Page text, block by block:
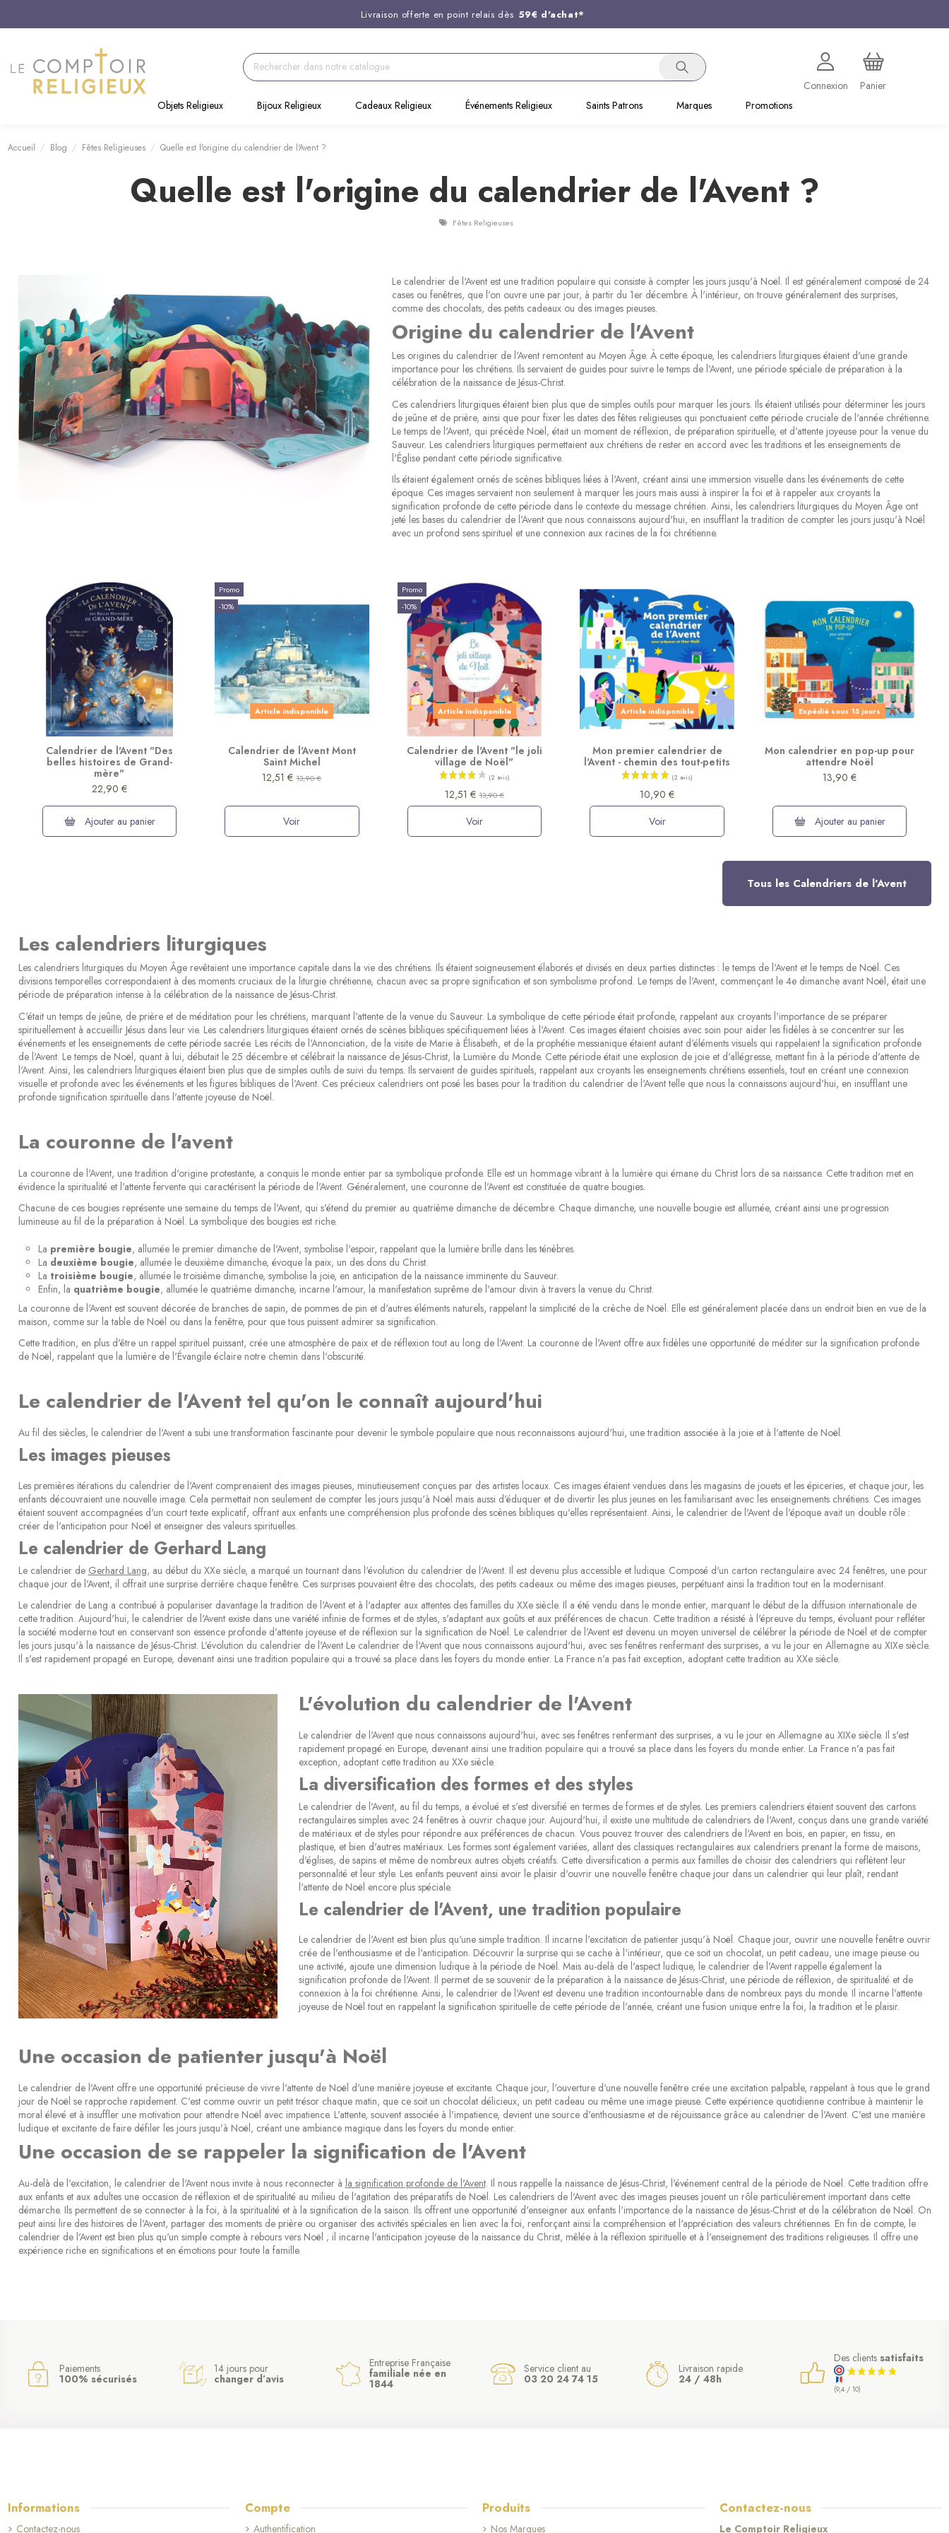
Livraison offerte en point relais dès 59€ d'achat*
Support client disponible au
Commandez avant 14H, expédition le jour même !
Connexion
Panier
Objets Religieux
Bijoux Religieux Cadeaux Religieux Événements Religieux Saints Patrons Marques Promotions
Accueil Blog Fêtes Religieuses Quelle est l'origine du calendrier de l'Avent ?
Quelle est l'origine du calendrier de l'Avent ?
Fêtes Religieuses
Le calendrier de l'Avent est une tradition populaire qui consiste à compter les jours jusqu'à Noël. Il est généralement composé de 24
cases ou fenêtres, que l'on ouvre une par jour, à partir du 1er décembre. À l'intérieur, on trouve généralement des surprises,
comme des chocolats, des petits cadeaux ou des images pieuses.
Origine du calendrier de l'Avent
Les origines du calendrier de l'Avent remontent au Moyen Âge. À cette époque, les calendriers liturgiques étaient d'une grande
importance pour les chrétiens. Ils servaient de guides pour suivre le temps de l'Avent, une période spéciale de préparation à la
célébration de la naissance de Jésus-Christ.
Ces calendriers liturgiques étaient bien plus que de simples outils pour marquer les jours. Ils étaient utilisés pour déterminer les jours
de jeûne et de prière, ainsi que pour fixer les dates des fêtes religieuses qui ponctuaient cette période cruciale de l'année chrétienne.
Le temps de l'Avent, qui précède Noël, était un moment de réflexion, de préparation spirituelle, et d'attente joyeuse pour la venue du
Sauveur. Les calendriers liturgiques permettaient aux chrétiens de rester en accord avec les traditions et les enseignements de
l'Église pendant cette période significative.
Ils étaient également ornés de scènes bibliques liées à l'Avent, créant ainsi une immersion visuelle dans les événements de cette
époque. Ces images servaient non seulement à marquer les jours mais aussi à inspirer la foi et à rappeler aux croyants la
signification profonde de cette période dans le contexte du message chrétien. Ainsi, les calendriers liturgiques du Moyen Âge ont
jeté les bases du calendrier de l'Avent que nous connaissons aujourd'hui, en insufflant la tradition de compter les jours jusqu'à Noël
avec un profond sens spirituel et une connexion aux racines de la foi chrétienne.
Calendrier de l'Avent "Des
belles histoires de Grand-
mère"
22,90 €
Ajouter au panier
Promo
-10%
Article indisponible
Calendrier de l'Avent Mont
Saint Michel
12,51 €13,90 €
Voir
Promo
-10%
Article indisponible
Calendrier de l'Avent "le joli
village de Noël"
12,51 € 13,90 €
Voir
Article indisponible
Mon premier calendrier de
l'Avent - chemin des tout-petits
10,90 €
Voir
Expédié sous 15 jours
Mon calendrier en pop-up pour
attendre Noël
13,90 €
Ajouter au panier
Tous les Calendriers de l'Avent
Les calendriers liturgiques
Les calendriers liturgiques du Moyen Âge revêtaient une importance capitale dans la vie des chrétiens. Ils étaient soigneusement élaborés et divisés en deux parties distinctes : le temps de l'Avent et le temps de Noël. Ces
divisions temporelles correspondaient à des moments cruciaux de la liturgie chrétienne, chacun avec sa propre signification et son symbolisme profond. Le temps de l'Avent, commençant le 4e dimanche avant Noël, était une
période de préparation intense à la célébration de la naissance de Jésus-Christ.
C'était un temps de jeûne, de prière et de méditation pour les chrétiens, marquant l'attente de la venue du Sauveur. La symbolique de cette période était profonde, rappelant aux croyants l'importance de se préparer
spirituellement à accueillir Jésus dans leur vie. Les calendriers liturgiques étaient ornés de scènes bibliques spécifiquement liées à l'Avent. Ces images étaient choisies avec soin pour aider les fidèles à se concentrer sur les
événements et les enseignements de cette période sacrée. Les récits de l'Annonciation, de la visite de Marie à Élisabeth, et de la prophétie messianique étaient autant d'éléments visuels qui rappelaient la signification profonde
de l'Avent. Le temps de Noël, quant à lui, débutait le 25 décembre et célébrait la naissance de Jésus-Christ, la Lumière du Monde. Cette période était une explosion de joie et d'allégresse, mettant fin à la période d'attente de
l'Avent. Ainsi, les calendriers liturgiques étaient bien plus que de simples outils de suivi du temps. Ils servaient de guides spirituels, rappelant aux croyants les enseignements chrétiens essentiels, tout en créant une connexion
visuelle et profonde avec les événements et les figures bibliques de l'Avent. Ces précieux calendriers ont posé les bases pour la tradition du calendrier de l'Avent telle que nous la connaissons aujourd'hui, en insufflant une
profonde signification spirituelle dans l'attente joyeuse de Noël.
La couronne de l'avent
La couronne de l'Avent, une tradition d'origine protestante, a conquis le monde entier par sa symbolique profonde. Elle est un hommage vibrant à la lumière qui émane du Christ lors de sa naissance. Cette tradition met en
évidence la spiritualité et l'attente fervente qui caractérisent la période de l'Avent. Généralement, une couronne de l'Avent est constituée de quatre bougies.
Chacune de ces bougies représente une semaine du temps de l'Avent, qui s'étend du premier au quatrième dimanche de décembre. Chaque dimanche, une nouvelle bougie est allumée, créant ainsi une progression
lumineuse au fil de la préparation à Noël. La symbolique des bougies est riche.
La première bougie, allumée le premier dimanche de l'Avent, symbolise l'espoir, rappelant que la lumière brille dans les ténèbres.
La deuxième bougie, allumée le deuxième dimanche, évoque la paix, un des dons du Christ.
La troisième bougie, allumée le troisième dimanche, symbolise la joie, en anticipation de la naissance imminente du Sauveur.
Enfin, la quatrième bougie, allumée le quatrième dimanche, incarne l'amour, la manifestation suprême de l'amour divin à travers la venue du Christ.
La couronne de l'Avent est souvent décorée de branches de sapin, de pommes de pin et d'autres éléments naturels, rappelant la simplicité de la crèche de Noël. Elle est généralement placée dans un endroit bien en vue de la
maison, comme sur la table de Noël ou dans la fenêtre, pour que tous puissent admirer sa signification.
Cette tradition, en plus d'être un rappel spirituel puissant, crée une atmosphère de paix et de réflexion tout au long de l'Avent. La couronne de l'Avent offre aux fidèles une opportunité de méditer sur la signification profonde
de Noël, rappelant que la lumière de l'Évangile éclaire notre chemin dans l'obscurité.
Le calendrier de l'Avent tel qu'on le connaît aujourd'hui
Au fil des siècles, le calendrier de l'Avent a subi une transformation fascinante pour devenir le symbole populaire que nous reconnaissons aujourd'hui, une tradition associée à la joie et à l'attente de Noël.
Les images pieuses
Les premières itérations du calendrier de l'Avent comprenaient des images pieuses, minutieusement conçues par des artistes locaux. Ces images étaient vendues dans les magasins de jouets et les épiceries, et chaque jour, les
enfants découvraient une nouvelle image. Cela permettait non seulement de compter les jours jusqu'à Noël mais aussi d'éduquer et de divertir les plus jeunes en les familiarisant avec les enseignements chrétiens. Ces images
étaient souvent accompagnées d'un court texte explicatif, offrant aux enfants une compréhension plus profonde des scènes bibliques qu'elles représentaient. Ainsi, le calendrier de l'Avent de l'époque avait un double rôle :
créer de l'anticipation pour Noël et enseigner des valeurs spirituelles.
Le calendrier de Gerhard Lang
Le calendrier de Gerhard Lang, au début du XXe siècle, a marqué un tournant dans l'évolution du calendrier de l'Avent. Il est devenu plus accessible et ludique. Composé d'un carton rectangulaire avec 24 fenêtres, une pour
chaque jour de l'Avent, il offrait une surprise derrière chaque fenêtre. Ces surprises pouvaient être des chocolats, des petits cadeaux ou même des images pieuses, perpétuant ainsi la tradition tout en la modernisant.
Le calendrier de Lang a contribué à populariser davantage la tradition de l'Avent et à l'adapter aux attentes des familles du XXe siècle. Il a été vendu dans le monde entier, marquant le début de la diffusion internationale de
cette tradition. Aujourd'hui, le calendrier de l'Avent existe dans une variété infinie de formes et de styles, s'adaptant aux goûts et aux préférences de chacun. Cette tradition a résisté à l'épreuve du temps, évoluant pour refléter
la société moderne tout en conservant son essence profonde d'attente joyeuse et de réflexion sur la signification de Noël. Le calendrier de l'Avent est devenu un moyen universel de célébrer la période de Noël et de compter
les jours jusqu'à la naissance de Jésus-Christ. L'évolution du calendrier de l'Avent Le calendrier de l'Avent que nous connaissons aujourd'hui, avec ses fenêtres renfermant des surprises, a vu le jour en Allemagne au XIXe siècle.
Il s'est rapidement propagé en Europe, devenant ainsi une tradition populaire qui a trouvé sa place dans les foyers du monde entier. La France n'a pas fait exception, adoptant cette tradition au XXe siècle.
L'évolution du calendrier de l'Avent
Le calendrier de l'Avent que nous connaissons aujourd'hui, avec ses fenêtres renfermant des surprises, a vu le jour en Allemagne au XIXe siècle. Il s'est
rapidement propagé en Europe, devenant ainsi une tradition populaire qui a trouvé sa place dans les foyers du monde entier. La France n'a pas fait
exception, adoptant cette tradition au XXe siècle.
La diversification des formes et des styles
Le calendrier de l'Avent, au fil du temps, a évolué et s'est diversifié en termes de formes et de styles. Les premiers calendriers étaient souvent des cartons
rectangulaires simples avec 24 fenêtres à ouvrir chaque jour. Aujourd'hui, il existe une multitude de calendriers de l'Avent, conçus dans une grande variété
de matériaux et de styles pour répondre aux préférences de chacun. Vous pouvez trouver des calendriers de l'Avent en bois, en papier, en tissu, en
plastique, et bien d'autres matériaux. Les formes sont également variées, allant des classiques rectangulaires aux calendriers prenant la forme de maisons,
d'églises, de sapins et même de nombreux autres objets créatifs. Cette diversification a permis aux familles de choisir des calendriers qui reflètent leur
personnalité et leur style. Les enfants peuvent ainsi avoir le plaisir d'ouvrir une nouvelle fenêtre chaque jour dans un calendrier qui leur plaît, rendant
l'attente de Noël encore plus spéciale.
Le calendrier de l'Avent, une tradition populaire
Le calendrier de l'Avent est bien plus qu'une simple tradition. Il incarne l'excitation de patienter jusqu'à Noël. Chaque jour, ouvrir une nouvelle fenêtre ouvrir
crée de l'enthousiasme et de l'anticipation. Découvrir la surprise qui se cache à l'intérieur, que ce soit un chocolat, un petit cadeau, une image pieuse ou
une activité, ajoute une dimension ludique à la période de Noël. Mais au-delà de l'aspect ludique, le calendrier de l'Avent rappelle également la
signification profonde de l'Avent. Il permet de se souvenir de la préparation à la naissance de Jésus-Christ, une période de réflexion, de spiritualité et de
connexion à la foi chrétienne. Ainsi, le calendrier de l'Avent est devenu une tradition incontournable dans de nombreux pays du monde. Il incarne l'attente
joyeuse de Noël tout en rappelant la signification spirituelle de cette période de l'année, créant une fusion unique entre la foi, la tradition et le plaisir.
Une occasion de patienter jusqu'à Noël
Le calendrier de l'Avent offre une opportunité précieuse de vivre l'attente de Noël d'une manière joyeuse et excitante. Chaque jour, l'ouverture d'une nouvelle fenêtre crée une excitation palpable, rappelant à tous que le grand
jour de Noël se rapproche rapidement. C'est comme ouvrir un petit trésor chaque matin, que ce soit un chocolat délicieux, un petit cadeau ou même une image pieuse. Cette expérience quotidienne contribue à maintenir le
moral élevé et à insuffler une motivation pour attendre Noël avec impatience. L'attente, souvent associée à l'impatience, devient une source d'enthousiasme et de réjouissance grâce au calendrier de l'Avent. C'est une manière
ludique et excitante de faire défiler les jours jusqu'à Noël, créant une ambiance magique dans les foyers du monde entier.
Une occasion de se rappeler la signification de l'Avent
Au-delà de l'excitation, le calendrier de l'Avent nous invite à nous reconnecter à la signification profonde de l'Avent. Il nous rappelle la naissance de Jésus-Christ, l'événement central de la période de Noël. Cette tradition offre
aux enfants et aux adultes une occasion de réflexion et de spiritualité au milieu de l'agitation des préparatifs de Noël. Les calendriers de l'Avent avec des images pieuses jouent un rôle particulièrement important dans cette
démarche. Ils permettent de se connecter à la foi, à la spiritualité et à la signification de la saison. Ils offrent une opportunité d'enseigner aux enfants l'importance de la naissance de Jésus-Christ et de la célébration de Noël. On
peut ainsi lire des histoires de l'Avent, partager des moments de prière ou organiser des activités spéciales en lien avec la foi, renforçant ainsi la compréhension et l'appréciation des valeurs chrétiennes. En fin de compte, le
calendrier de l'Avent est bien plus qu'un simple compte à rebours vers Noël ; il incarne l'anticipation joyeuse de la naissance du Christ, mêlée à la réflexion spirituelle et à l'enseignement des traditions religieuses. Il offre une
expérience riche en significations et en émotions pour toute la famille.
Paiements
100% sécurisés
14 jours pour
changer d’avis
Entreprise Française
familiale née en
1844
Service client au
03 20 24 74 15
Livraison rapide
24 / 48h
Des clients satisfaits
(9,4 / 10)
Informations
Contactez-nous
Compte
Authentification
Produits
Nos Marques
Contactez-nous
Le Comptoir Religieux